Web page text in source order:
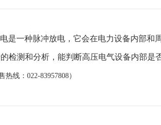
是一种脉冲放电，它会在电力设备内部
检测和分析，能判断高压电气设备内部是
线：022-83957808）